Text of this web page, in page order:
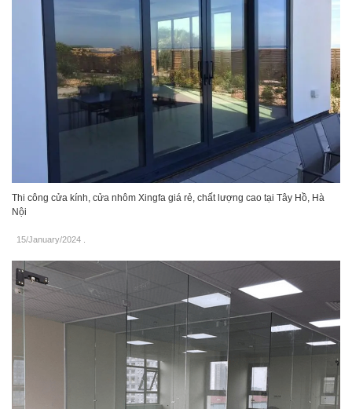
Thi công cửa kính, cửa nhôm Xingfa giá rẻ, chất lượng cao tại Tây Hồ, Hà
Nội
15/January/2024